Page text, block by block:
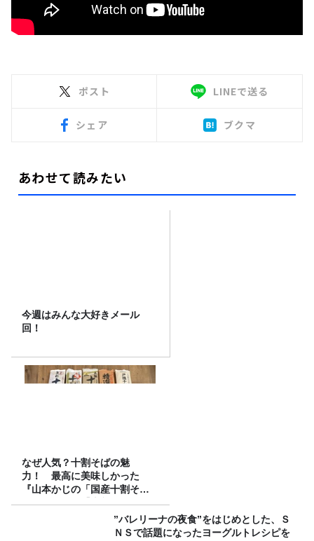
ポスト LINEで送る
シェア ブクマ
あわせて読みたい
今週はみんな大好きメール
回！
なぜ人気？十割そばの魅
力！ 最高に美味しかった
『山本かじの「国産十割そ
ば」』とは？【十割そば10種
”バレリーナの夜食”をはじめとした、Ｓ
ＮＳで話題になったヨーグルトレシピを